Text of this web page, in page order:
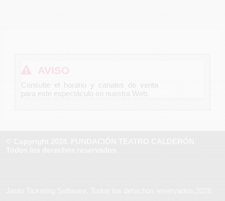
AVISO
Consulte el horario y canales de venta
para este espectáculo en nuestra Web.
© Copyright 2018. FUNDACIÓN TEATRO CALDERÓN.
Todos los derechos reservados.
Janto Ticketing Software. Todos los derechos reservados,2026